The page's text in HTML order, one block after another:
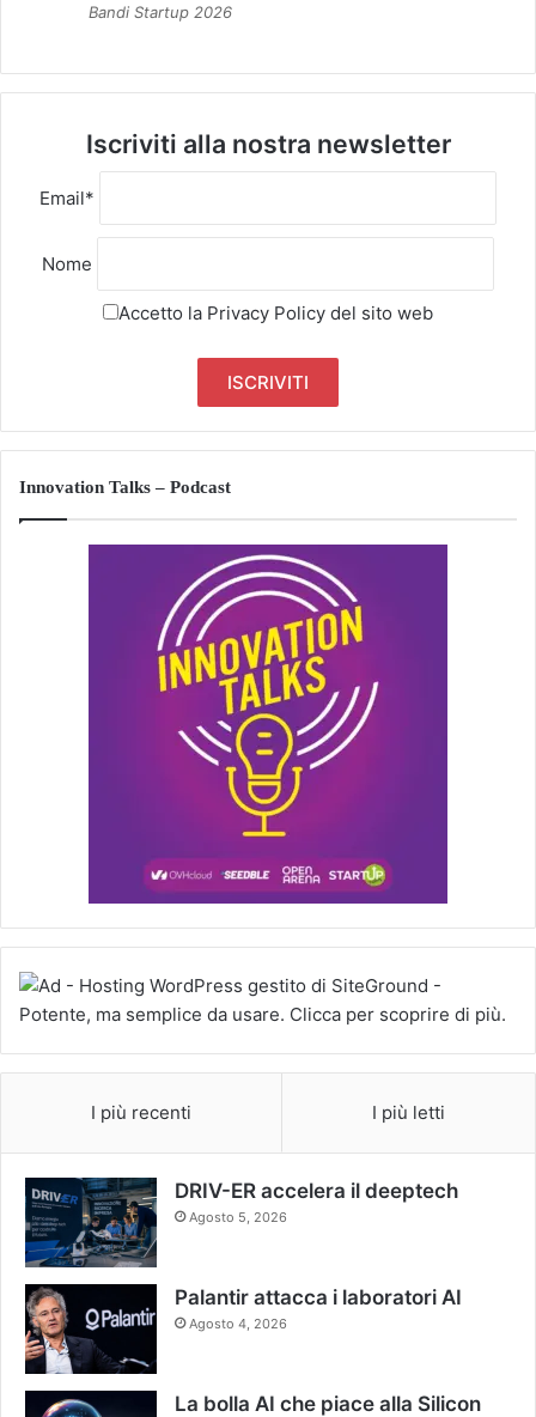
Bandi Startup 2026
Iscriviti alla nostra newsletter
Email*
Nome
Accetto la Privacy Policy del sito web
Innovation Talks – Podcast
I più recenti I più letti
DRIV-ER accelera il deeptech
Agosto 5, 2026
Palantir attacca i laboratori AI
Agosto 4, 2026
La bolla AI che piace alla Silicon